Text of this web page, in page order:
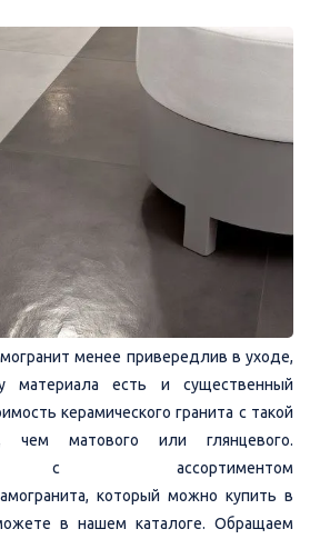
менее привередлив в уходе,
материала есть и существенный
керамического гранита с такой
чем матового или глянцевого.
с ассортиментом
который можно купить в
в нашем каталоге. Обращаем